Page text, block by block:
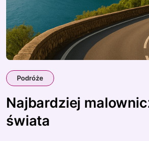
Podróże
Najbardziej
świata